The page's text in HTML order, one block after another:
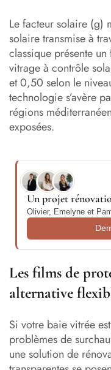
Le facteur solaire (g)
solaire transmise à
classique présente
vitrage à contrôle
et 0,50 selon le
technologie s’avère
régions
exposées.
Un projet
Olivier, Emelyne et
Les films de
alternative
Si votre baie vitrée
problèmes de
une solution de